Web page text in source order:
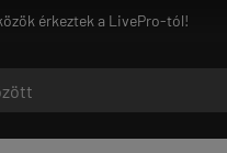
- az igazi harcosoknak!